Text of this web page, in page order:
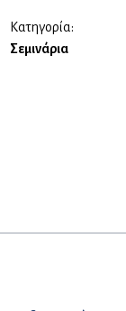
Κατηγορία:
Σεμινάρια